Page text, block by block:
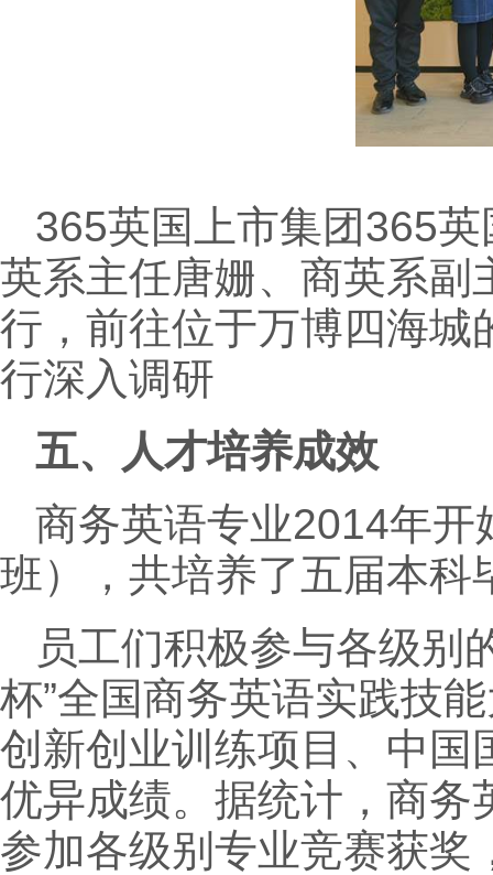
365英国上市集团​365
英系主任唐姗、商英系副
行，前往位于万博四海城
行深入调研
五、人才培养成效
商务英语专业2014年
班），共培养了五届本科
员工们积极参与各级别
杯”全国商务英语实践技
创新创业训练项目、中国
优异成绩。据统计，商
参加各级别专业竞赛获